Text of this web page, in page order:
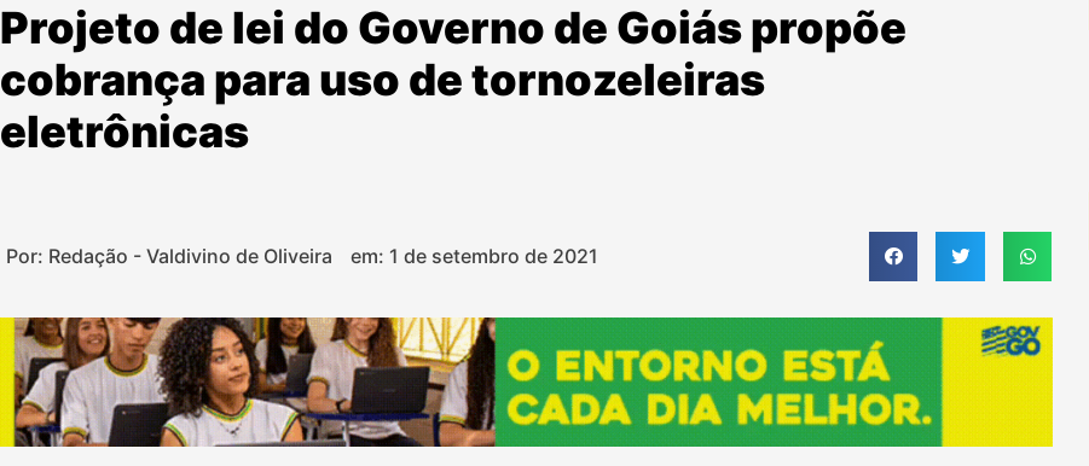
Projeto de lei do Governo de Goiás propõe
cobrança para uso de tornozeleiras
eletrônicas
Por: Redação - Valdivino de Oliveira em: 1 de setembro de 2021